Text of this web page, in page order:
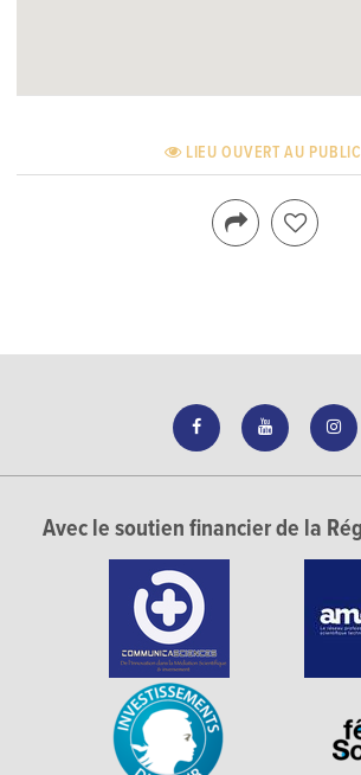
LIEU OUVERT AU
Avec le soutien financier de la